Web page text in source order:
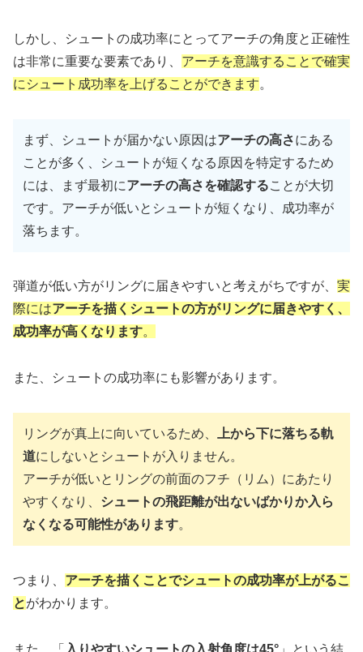
しかし、シュートの成功率にとってアーチの角度と正確性
は非常に重要な要素であり、 アーチを意識することで確実
にシュート成功率を上げることができます。
まず、シュートが届かない原因はアーチの高さにある
ことが多く、シュートが短くなる原因を特定するため
には、まず最初にアーチの高さを確認することが大切
です。アーチが低いとシュートが短くなり、成功率が
落ちます。
弾道が低い方がリングに届きやすいと考えがちですが、 実
際にはアーチを描くシュートの方がリングに届きやすく、
成功率が高くなります。
また、シュートの成功率にも影響があります。
リングが真上に向いているため、
上から下に落ちる軌
道にしないとシュートが入りません。
アーチが低いとリングの前面のフチ（リム）にあたり
やすくなり、 シュートの飛距離が出ないばかりか入ら
なくなる可能性があります。
つまり、 アーチを描くことでシュートの成功率が上がるこ
とがわかります。
また、「 入りやすいシュートの入射角度は45° 」という結